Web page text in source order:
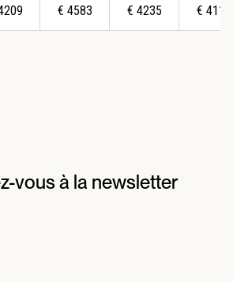
€ 4583 € 4235 € 4113
vous à la newsletter